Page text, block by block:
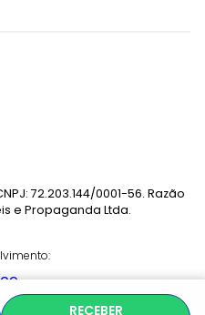
RECEBER
72.203.144/0001-56. Razão
e Propaganda Ltda.